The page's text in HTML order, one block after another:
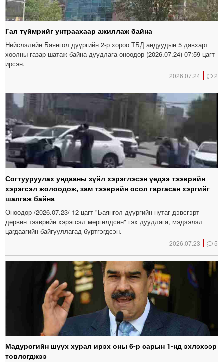
Гал түймрийг унтраахаар ажиллаж байна
Нийслэлийн Баянгол дүүргийн 2-р хороо ТБД андуудын 5 давхарт
хоолны газар шатаж байна дуудлага өнөөдөр (2026.07.24) 07:59 цагт
ирсэн.
2026.07.24 2
Согтууруулах ундааны зүйл хэрэглэсэн үедээ тээврийн
хэрэгсэл жолоодож, зам тээврийн осол гаргасан хэргийг
шалгаж байна
Өнөөдөр /2026.07.23/ 12 цагт "Баянгол дүүргийн нутаг дэвсгэрт
дөрвөн тээврийн хэрэгсэл мөргөлдсөн" гэх дуудлага, мэдээлэл
цагдаагийн байгууллагад бүртгэгдсэн.
2026.07.23 5
Мадурогийн шүүх хурал ирэх оны 6-р сарын 1-нд эхлэхээр
товлогджээ